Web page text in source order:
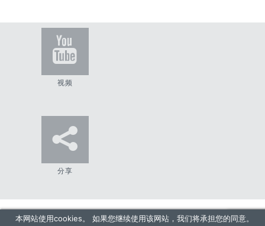
视频
分享
TWITTER
本网站使用cookies。 如果您继续使用该网站，我们将承担您的同意。